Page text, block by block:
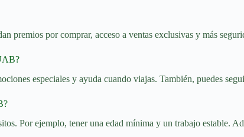
premios por comprar, acceso a ventas exclusivas y más
especiales y ayuda cuando viajas. También, puedes
Por ejemplo, tener una edad mínima y un trabajo estable.